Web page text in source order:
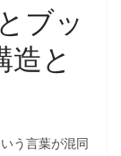
ブッ
と
う言葉が混同